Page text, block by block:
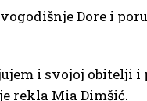
Dore i
i svojoj obitelji
rekla Mia Dimšić.